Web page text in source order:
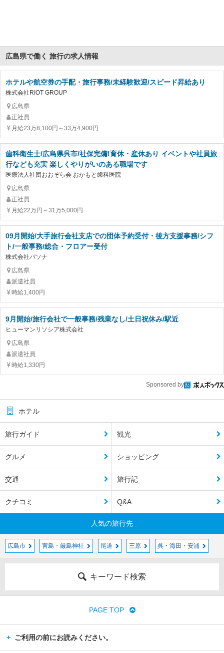
広島県で働く 旅行の求人情報
ホテルや航空券の手配・旅行事務/未経験歓迎/スピード昇給あり
株式会社RIOT GROUP
広島県
正社員
月給23万8,100円～33万4,900円
歯科衛生士/広島県呉市/社保完備!育休・産休あり イベントや社員旅
行なども充実 楽しくやりがいのある職場です
医療法人社団おおぞら会 おかもと歯科医院
広島県
正社員
月給22万円～31万5,000円
09月開始/大手旅行会社支店での団体予約受付・後方支援事務/シフ
ト/一般事務/総合・フロアー受付
株式会社パソナ
広島県
派遣社員
時給1,400円
9月開始/旅行会社で一般事務/残業なし/土日祝休み/駅近
ヒューマンリソシア株式会社
広島県
派遣社員
時給1,330円
Sponsored by
ホテル
旅行ガイド 観光
グルメ ショッピング
交通 旅行記
クチコミ Q&A
人気の旅行先
広島市 宮島・厳島神社 尾道 三原 呉・海田・安浦
キーワード検索
PAGE TOP
ご利用の前にお読みください。